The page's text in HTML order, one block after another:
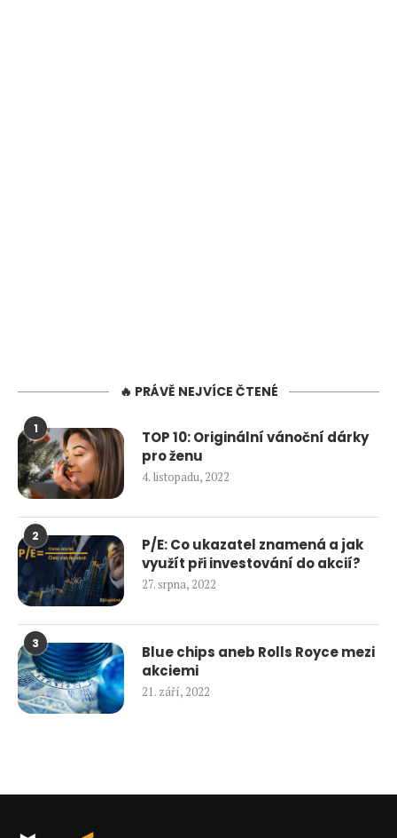
🔥 PRÁVĚ NEJVÍCE ČTENÉ
1
TOP 10: Originální vánoční dárky
pro ženu
4. listopadu, 2022
2
P/E: Co ukazatel znamená a jak
využít při investování do akcií?
27. srpna, 2022
3
Blue chips aneb Rolls Royce mezi
akciemi
21. září, 2022